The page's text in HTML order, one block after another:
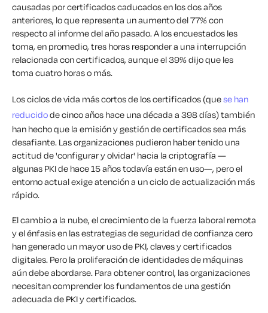
causadas por certificados caducados en los dos años
anteriores, lo que representa un aumento del 77% con
respecto al informe del año pasado. A los encuestados les
toma, en promedio, tres horas responder a una interrupción
relacionada con certificados, aunque el 39% dijo que les
toma cuatro horas o más.
Los ciclos de vida más cortos de los certificados (quese han
reducidode cinco años hace una década a 398 días) también
han hecho que la emisión y gestión de certificados sea más
desafiante. Las organizaciones pudieron haber tenido una
actitud de 'configurar y olvidar' hacia la criptografía —
algunas PKI de hace 15 años todavía están en uso—, pero el
entorno actual exige atención a un ciclo de actualización más
rápido.
El cambio a la nube, el crecimiento de la fuerza laboral remota
y el énfasis en las estrategias de seguridad de confianza cero
han generado un mayor uso de PKI, claves y certificados
digitales. Pero la proliferación de identidades de máquinas
aún debe abordarse. Para obtener control, las organizaciones
necesitan comprender los fundamentos de una gestión
adecuada de PKI y certificados.